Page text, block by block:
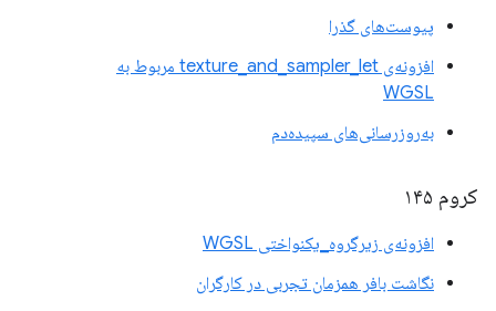
پیوست‌های گذرا
افزونه‌ی texture_and_sampler_let مربوط به
WGSL
به‌روزرسانی‌های سپیده‌دم
کروم ۱۴۵
افزونه‌ی زیرگروه_یکنواختی WGSL
نگاشت بافر همزمان تجربی در کارگران